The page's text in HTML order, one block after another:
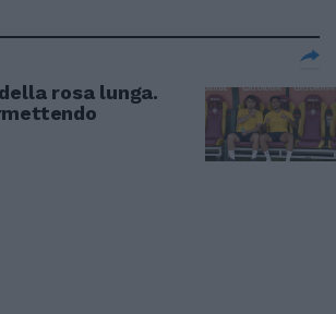
rosa lunga.